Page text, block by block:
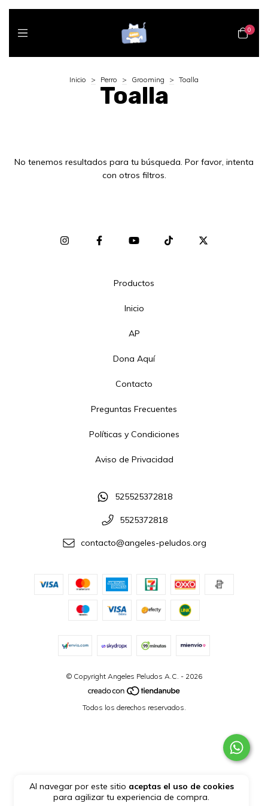
0
Al navegar por este sitio aceptas el uso de cookies
para agilizar tu experiencia de compra.
Inicio > Perro > Grooming > Toalla
Toalla
No tenemos resultados para tu búsqueda. Por favor, intenta
con otros filtros.
Productos
Inicio
AP
Dona Aquí
Contacto
Preguntas Frecuentes
Políticas y Condiciones
Aviso de Privacidad
525525372818
5525372818
contacto@angeles-peludos.org
© Copyright Angeles Peludos A.C. - 2026
Todos los derechos reservados.